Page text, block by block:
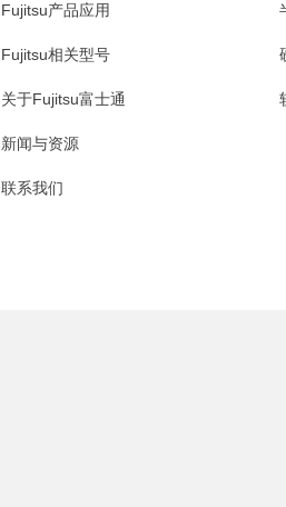
Fujitsu产品应用
Fujitsu相关型号
关于Fujitsu富士通
新闻与资源
联系我们